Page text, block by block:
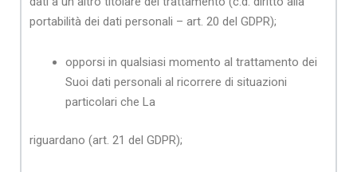
portabilità dei dati personali – art. 20 del GDPR);
opporsi in qualsiasi momento al trattamento dei
Suoi dati personali al ricorrere di situazioni
particolari che La
riguardano (art. 21 del GDPR);